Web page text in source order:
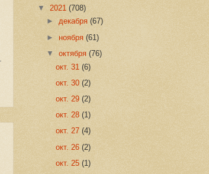
▼ 2021 (708)
►декабря(67)
►ноября(61)
▼октября(76)
окт. 31 (6)
окт. 30 (2)
окт. 29 (2)
окт. 28 (1)
окт. 27 (4)
окт. 26 (2)
окт. 25 (1)